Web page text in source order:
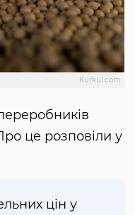
Kurkul.com
це розповіли у
цін у